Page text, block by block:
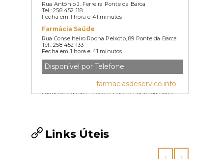
Rua António J. Ferreira Ponte da Barca
Tel.: 258 452 118
Fecha em 1 hora e 41 minutos
Farmácia Saúde
Rua Conselheiro Rocha Peixoto, 89 Ponte da Barca
Tel.: 258 452 133
Fecha em 1 hora e 41 minutos
Disponível por Telefone:
Farmácia Moderna
Lugar de Agrelos- Bloco A, LOJA 3 Ponte da Barca
farmaciasdeservico.info
Links Úteis